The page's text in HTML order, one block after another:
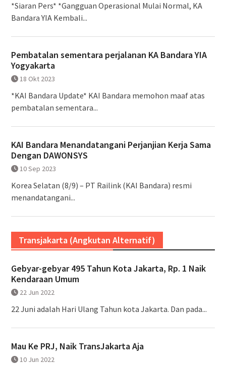
*Siaran Pers* *Gangguan Operasional Mulai Normal, KA
Bandara YIA Kembali...
Pembatalan sementara perjalanan KA Bandara YIA
Yogyakarta
18 Okt 2023
*KAI Bandara Update* KAI Bandara memohon maaf atas
pembatalan sementara...
KAI Bandara Menandatangani Perjanjian Kerja Sama
Dengan DAWONSYS
10 Sep 2023
Korea Selatan (8/9) – PT Railink (KAI Bandara) resmi
menandatangani...
Transjakarta (Angkutan Alternatif)
Gebyar-gebyar 495 Tahun Kota Jakarta, Rp. 1 Naik
Kendaraan Umum
22 Jun 2022
22 Juni adalah Hari Ulang Tahun kota Jakarta. Dan pada...
Mau Ke PRJ, Naik TransJakarta Aja
10 Jun 2022